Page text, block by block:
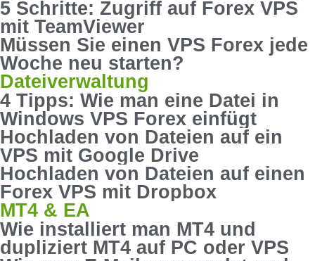
Konsole
5 Schritte: Zugriff auf Forex VPS
mit TeamViewer
Müssen Sie einen VPS Forex jede
Woche neu starten?
Dateiverwaltung
4 Tipps: Wie man eine Datei in
Windows VPS Forex einfügt
Hochladen von Dateien auf ein
VPS mit Google Drive
Hochladen von Dateien auf einen
Forex VPS mit Dropbox
MT4 & EA
Wie installiert man MT4 und
dupliziert MT4 auf PC oder VPS